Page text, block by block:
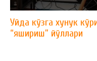
Уйда кўзга хунук
“яшириш” йўллари